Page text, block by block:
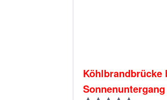
Köhlbrandbrücke
Sonnenuntergang